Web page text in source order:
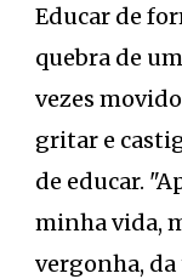
Educar de
quebra de
vezes
gritar e
de educar.
minha vida,
vergonha, da